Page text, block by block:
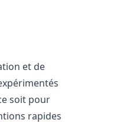
et de
soit pour
rapides